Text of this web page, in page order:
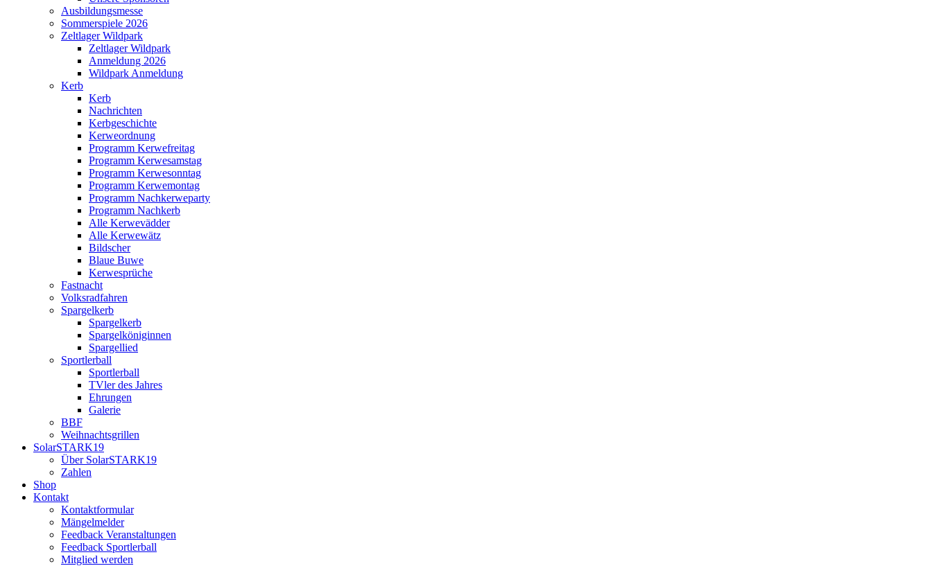
Ausbildungsmesse
Sommerspiele 2026
Zeltlager Wildpark
Zeltlager Wildpark
Anmeldung 2026
Wildpark Anmeldung
Kerb
Kerb
Nachrichten
Kerbgeschichte
Kerweordnung
Programm Kerwefreitag
Programm Kerwesamstag
Programm Kerwesonntag
Programm Kerwemontag
Programm Nachkerweparty
Programm Nachkerb
Alle Kerwevädder
Alle Kerwewätz
Bildscher
Blaue Buwe
Kerwesprüche
Fastnacht
Volksradfahren
Spargelkerb
Spargelkerb
Spargelköniginnen
Spargellied
Sportlerball
Sportlerball
TVler des Jahres
Ehrungen
Galerie
BBF
Weihnachtsgrillen
SolarSTARK19
Über SolarSTARK19
Zahlen
Shop
Kontakt
Kontaktformular
Mängelmelder
Feedback Veranstaltungen
Feedback Sportlerball
Mitglied werden